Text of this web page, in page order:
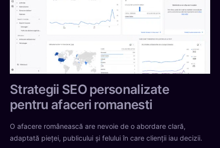
Strategii SEO personalizate
pentru afaceri romanesti
O afacere românească are nevoie de o abordare clară,
adaptată pieței, publicului și felului în care clienții iau decizii.